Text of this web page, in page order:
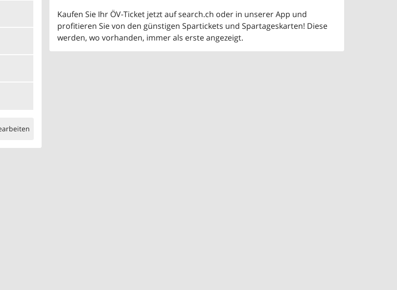
Kaufen Sie Ihr ÖV-Ticket jetzt auf search.ch oder in unserer App und
profitieren Sie von den günstigen Spartickets und Spartageskarten! Diese
werden, wo vorhanden, immer als erste angezeigt.